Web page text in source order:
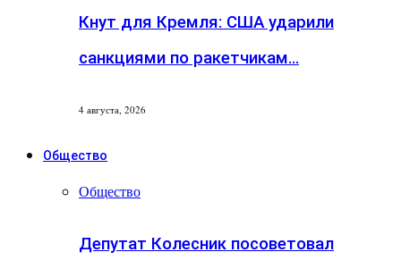
Кнут для Кремля: США ударили
санкциями по ракетчикам…
4 августа, 2026
Общество
Общество
Депутат Колесник посоветовал